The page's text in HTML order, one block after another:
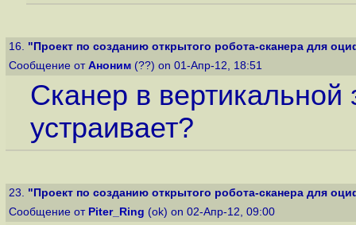
16. "Проект по созданию открытого робота-сканера для
Сообщение от Аноним (??) on 01-Апр-12, 18:51
Сканер в вертикальной
устраивает?
23. "Проект по созданию открытого робота-сканера для
Сообщение от Piter_Ring (ok) on 02-Апр-12, 09:00